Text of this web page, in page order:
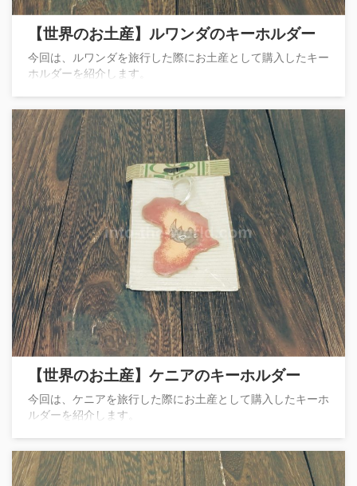
【世界のお土産】ルワンダのキーホルダー
今回は、ルワンダを旅行した際にお土産として購入したキー
ホルダーを紹介します。
【世界のお土産】ケニアのキーホルダー
今回は、ケニアを旅行した際にお土産として購入したキーホ
ルダーを紹介します。